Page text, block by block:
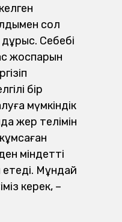
сол
дұрыс. Себебі
жоспарын
бір
мүмкіндік
жер телімін
міндетті
Мұндай
керек, –